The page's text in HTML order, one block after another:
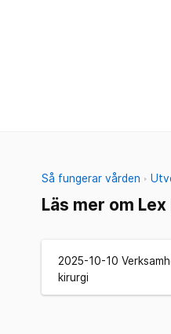
Så fungerar vården
Läs mer om
2025-10-10
kirurgi